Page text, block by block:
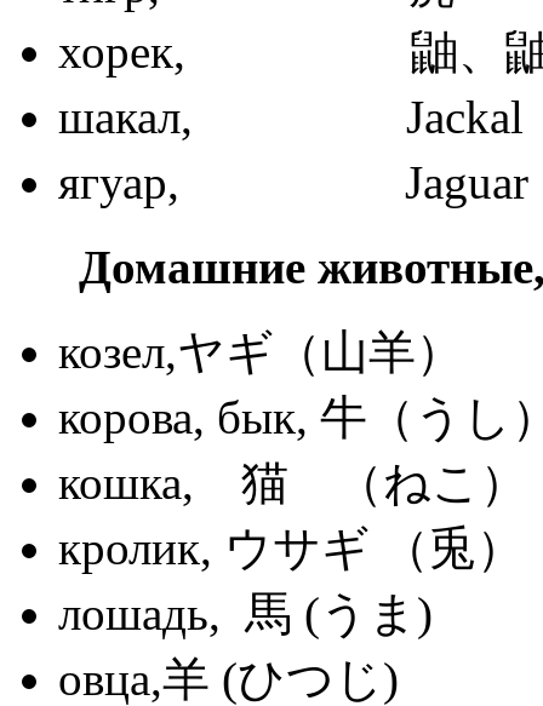
хорек, 鼬、
шакал,
ягуар,
Домашние
козел,ヤギ（山羊）
корова, бык, 牛（うし
кошка, 猫 （ねこ）
кролик, ウサギ （兎）
лошадь, 馬 (うま)
овца,羊 (ひつじ)